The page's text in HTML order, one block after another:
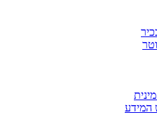
המידע